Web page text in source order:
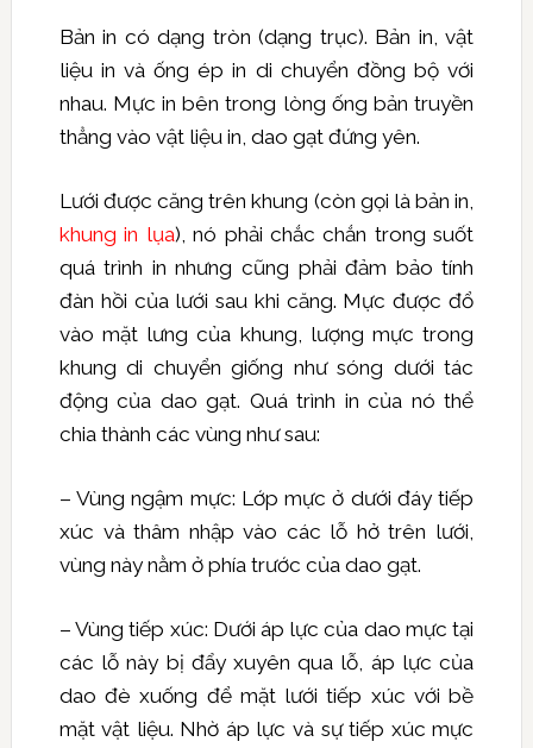
Bản in có dạng tròn (dạng trục). Bản in, vật
liệu in và ống ép in di chuyển đồng bộ với
nhau. Mực in bên trong lòng ống bản truyền
thẳng vào vật liệu in, dao gạt đứng yên.
Lưới được căng trên khung (còn gọi là bản in,
khung in lụa), nó phải chắc chắn trong suốt
quá trình in nhưng cũng phải đảm bảo tính
đàn hồi của lưới sau khi căng. Mực được đổ
vào mặt lưng của khung, lượng mực trong
khung di chuyển giống như sóng dưới tác
động của dao gạt. Quá trình in của nó thể
chia thành các vùng như sau:
– Vùng ngậm mực: Lớp mực ở dưới đáy tiếp
xúc và thâm nhập vào các lỗ hở trên lưới,
vùng này nằm ở phía trước của dao gạt.
– Vùng tiếp xúc: Dưới áp lực của dao mực tại
các lỗ này bị đẩy xuyên qua lỗ, áp lực của
dao đè xuống để mặt lưới tiếp xúc với bề
mặt vật liệu. Nhờ áp lực và sự tiếp xúc mực